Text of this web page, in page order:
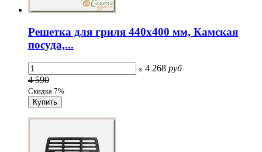
Решетка для гриля 440х400 мм, Камская
посуда,...
x 4 268 руб
4 590
Скидка 7%